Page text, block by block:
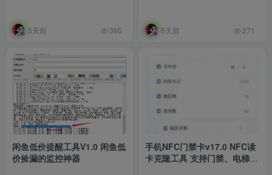
5天前 365 5天前 271
闲鱼低价提醒工具V1.0 闲鱼低
价捡漏的监控神器
手机NFC门禁卡v17.0 NFC读
卡克隆工具 支持门禁、电梯、